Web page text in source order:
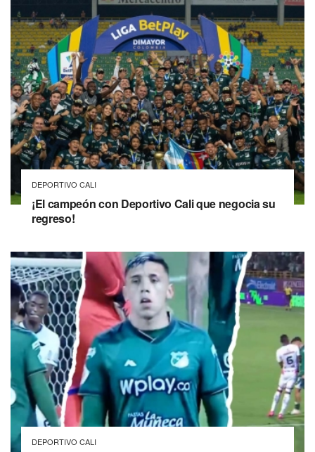
DEPORTIVO CALI
¡El campeón con Deportivo Cali que negocia su
regreso!
DEPORTIVO CALI